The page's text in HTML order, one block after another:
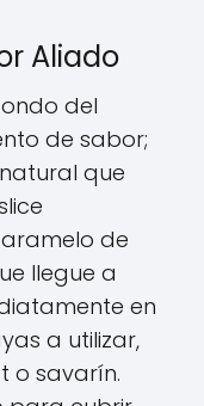
Aliado
del
de sabor;
que
de
llegue a
en
a utilizar,
o savarín.